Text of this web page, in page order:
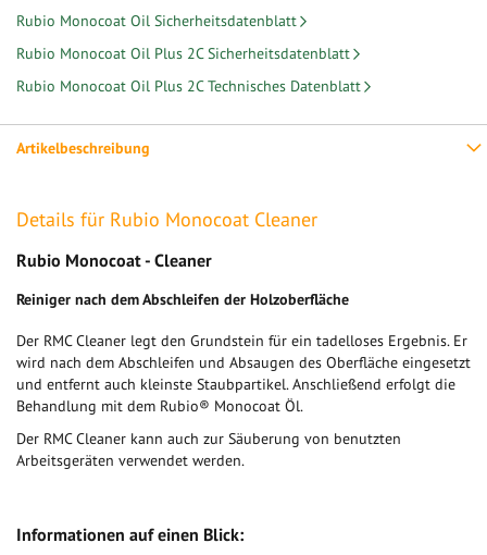
Artikelbeschreibung
Details für Rubio Monocoat Cleaner
Rubio Monocoat - Cleaner
Reiniger nach dem Abschleifen der Holzoberfläche
Der RMC Cleaner legt den Grundstein für ein tadelloses Ergebnis. Er
wird nach dem Abschleifen und Absaugen des Oberfläche eingesetzt
und entfernt auch kleinste Staubpartikel. Anschließend erfolgt die
Behandlung mit dem Rubio® Monocoat Öl.
Der RMC Cleaner kann auch zur Säuberung von benutzten
Arbeitsgeräten verwendet werden.
Informationen auf einen Blick:
Rubio Monocoat Oil Sicherheitsdatenblatt
Rubio Monocoat Oil Plus 2C Sicherheitsdatenblatt
Rubio Monocoat Oil Plus 2C Technisches Datenblatt